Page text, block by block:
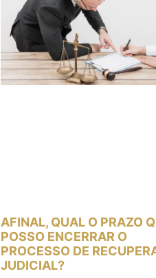
AFINAL, QUAL O PRAZO
POSSO ENCERRAR O
PROCESSO DE
JUDICIAL?